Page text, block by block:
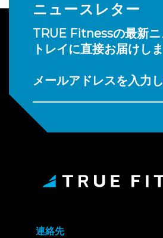
ニュースレター
TRUE Fitnessの最新ニ
トレイに直接お届けしま
メールアドレスを入力
連絡先